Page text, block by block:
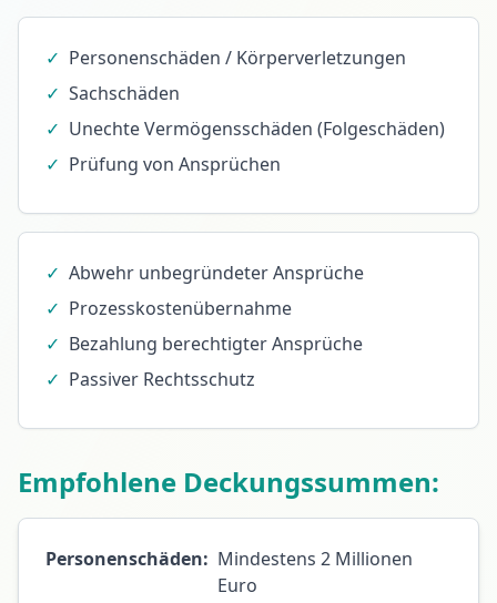
✓ Personenschäden / Körperverletzungen
✓ Sachschäden
✓ Unechte Vermögensschäden (Folgeschäden)
✓ Prüfung von Ansprüchen
✓ Abwehr unbegründeter Ansprüche
✓ Prozesskostenübernahme
✓ Bezahlung berechtigter Ansprüche
✓ Passiver Rechtsschutz
Empfohlene Deckungssummen:
Personenschäden: Mindestens 2 Millionen
Euro